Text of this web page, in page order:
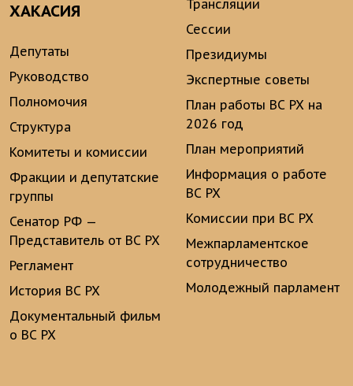
ХАКАСИЯ
Депутаты
Руководство
Полномочия
Структура
Комитеты и комиссии
Фракции и депутатские
группы
Сенатор РФ —
Представитель от ВС РХ
Регламент
История ВС РХ
Документальный фильм
о ВС РХ
Трансляции
Сессии
Президиумы
Экспертные советы
План работы ВС РХ на
2026 год
План мероприятий
Информация о работе
ВС РХ
Комиссии при ВС РХ
Межпарламентское
сотрудничество
Молодежный парламент